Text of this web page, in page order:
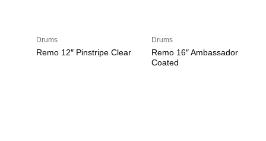
Drums
Remo 12″ Pinstripe Clear
Drums
Remo 16″ Ambassador
Coated